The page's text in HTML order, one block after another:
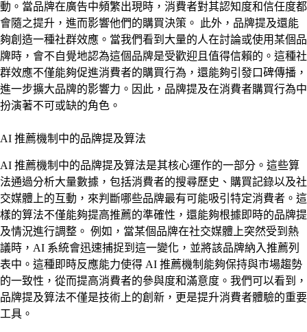
動。當品牌在廣告中頻繁出現時，消費者對其認知度和信任度都
會隨之提升，進而影響他們的購買決策。 此外，品牌提及還能
夠創造一種社群效應。當我們看到大量的人在討論或使用某個品
牌時，會不自覺地認為這個品牌是受歡迎且值得信賴的。這種社
群效應不僅能夠促進消費者的購買行為，還能夠引發口碑傳播，
進一步擴大品牌的影響力。因此，品牌提及在消費者購買行為中
扮演著不可或缺的角色。
AI 推薦機制中的品牌提及算法
AI 推薦機制中的品牌提及算法是其核心運作的一部分。這些算
法通過分析大量數據，包括消費者的搜尋歷史、購買記錄以及社
交媒體上的互動，來判斷哪些品牌最有可能吸引特定消費者。這
樣的算法不僅能夠提高推薦的準確性，還能夠根據即時的品牌提
及情況進行調整。 例如，當某個品牌在社交媒體上突然受到熱
議時，AI 系統會迅速捕捉到這一變化，並將該品牌納入推薦列
表中。這種即時反應能力使得 AI 推薦機制能夠保持與市場趨勢
的一致性，從而提高消費者的參與度和滿意度。我們可以看到，
品牌提及算法不僅是技術上的創新，更是提升消費者體驗的重要
工具。